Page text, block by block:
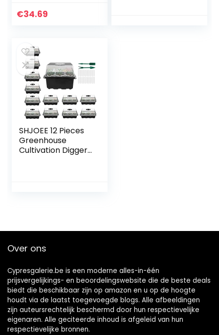
€34.69
SHJOEE 12 Pieces
Greenhouse
Cultivation Digger
Plastic Grow Trays
With Cover Indoor
Over ons
Cypresgalerie.be is een moderne alles-in-één
prijsvergelijkings- en beoordelingswebsite die de beste deals
biedt die beschikbaar zijn op amazon en u op de hoogte
houdt via de laatst toegevoegde blogs. Alle afbeeldingen
zijn auteursrechtelijk beschermd door hun respectievelijke
eigenaren. Alle geciteerde inhoud is afgeleid van hun
respectievelijke bronnen.